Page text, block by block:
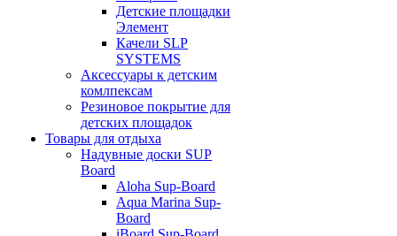
Детские площадки
Элемент
Качели SLP
SYSTEMS
Аксессуары к детским
комлпексам
Резиновое покрытие для
детских площадок
Товары для отдыха
Надувные доски SUP
Board
Aloha Sup-Board
Aqua Marina Sup-
Board